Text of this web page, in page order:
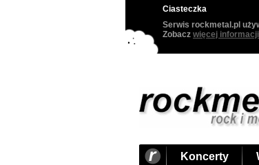
Ciasteczka
Serwis rockmetal.pl
Zobacz więcej informacji
Koncerty